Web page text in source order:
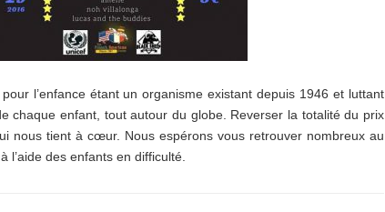
l’enfance étant un organisme existant depuis 1946 et luttant
chaque enfant, tout autour du globe. Reverser la totalité du prix
nous tient à cœur. Nous espérons vous retrouver nombreux au
l’aide des enfants en difficulté.